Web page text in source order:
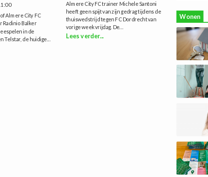
Almere City FC
Radinio Balker
in de
de huidige...
Almere City FC trainer Michele Santoni
heeft geen spijt van zijn gedrag tijdens de
thuiswedstrijd tegen FC Dordrecht van
vorige week vrijdag. De...
Lees verder...
Wonen